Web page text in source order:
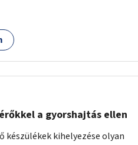
a gyorshajtás ellen
készülékek kihelyezése olyan